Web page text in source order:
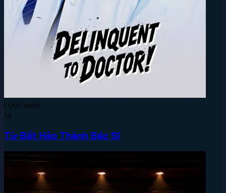
Lượt xem:
14
Từ Bất Hảo Thành Bác Sĩ